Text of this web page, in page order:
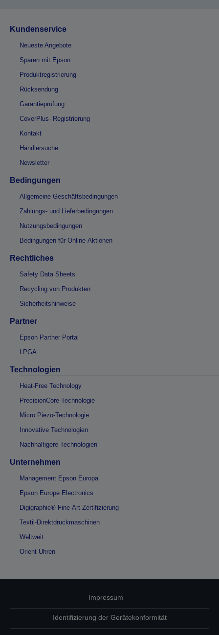
Kundenservice
Neueste Angebote
Sparen mit Epson
Produktregistrierung
Rücksendung
Garantieprüfung
CoverPlus- Registrierung
Kontakt
Händlersuche
Newsletter
Bedingungen
Allgemeine Geschäftsbedingungen
Zahlungs- und Lieferbedingungen
Nutzungsbedingungen
Bedingungen für Online-Aktionen
Rechtliches
Safety Data Sheets
Recycling von Produkten
Sicherheitshinweise
Partner
Epson Partner Portal
LPGA
Technologien
Heat-Free Technology
PrecisionCore-Technologie
Micro Piezo-Technologie
Innovative Technologien
Nachhaltigere Technologien
Unternehmen
Management Epson Europa
Epson Europe Electronics
Digigraphie® Fine-Art-Zertifizierung
Textil-Direktdruckmaschinen
Weltweit
Orient Uhren
Impressum
Identifizierung der Gerätekonformität